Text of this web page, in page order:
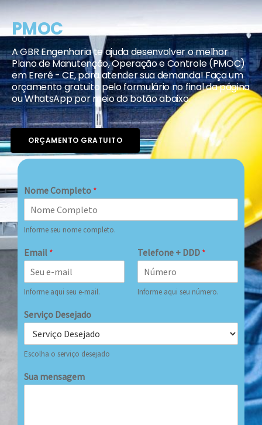
PMOC
A GBR Engenharia te ajuda desenvolver o melhor
Plano de Manutenção, Operação e Controle (PMOC)
em Ererê - CE, para atender sua demanda! Faça um
orçamento gratuito pelo formulário no final da página
ou WhatsApp por meio do botão abaixo.
ORÇAMENTO GRATUITO
Nome Completo *
Informe seu nome completo.
Email *
Informe aqui seu e-mail.
Telefone + DDD *
Informe aqui seu número.
Serviço Desejado
Escolha o serviço desejado
Sua mensagem